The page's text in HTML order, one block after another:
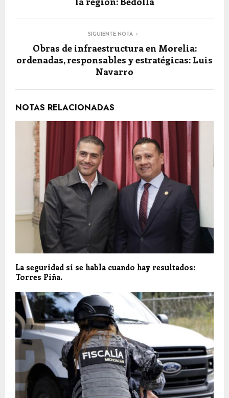
SIGUIENTE NOTA
Obras de infraestructura en Morelia:
ordenadas, responsables y estratégicas: Luis
Navarro
NOTAS RELACIONADAS
La seguridad sí se habla cuando hay resultados:
Torres Piña.